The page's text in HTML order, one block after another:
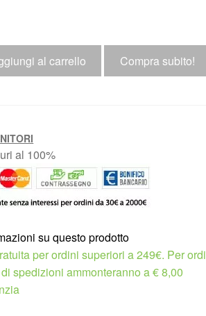
al carrello Compra subito!
al 100%
su questo prodotto
per ordini superiori a 249€. Per
spedizioni ammonteranno a € 8,00